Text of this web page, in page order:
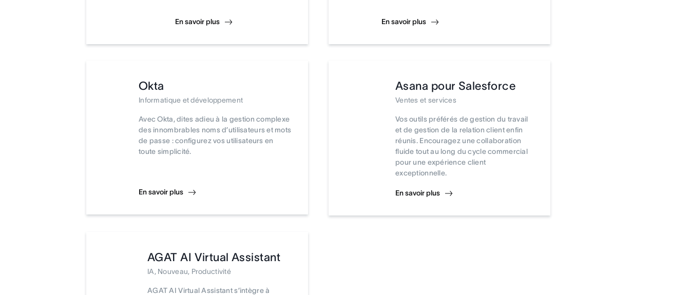
En savoir plus En savoir plus
Okta
Informatique et développement
Avec Okta, dites adieu à la gestion complexe
des innombrables noms d’utilisateurs et mots
de passe : configurez vos utilisateurs en
toute simplicité.
En savoir plus
Asana pour Salesforce
Ventes et services
Vos outils préférés de gestion du travail
et de gestion de la relation client enfin
réunis. Encouragez une collaboration
fluide tout au long du cycle commercial
pour une expérience client
exceptionnelle.
En savoir plus
AGAT AI Virtual Assistant
IA, Nouveau, Productivité
AGAT AI Virtual Assistant s’intègre à